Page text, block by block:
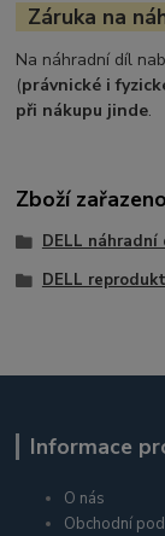
Záruka na
Na náhradní díl
(právnické i
při nákupu jinde.
Zboží
DELL
DELL
Informace
O nás
Obchodní